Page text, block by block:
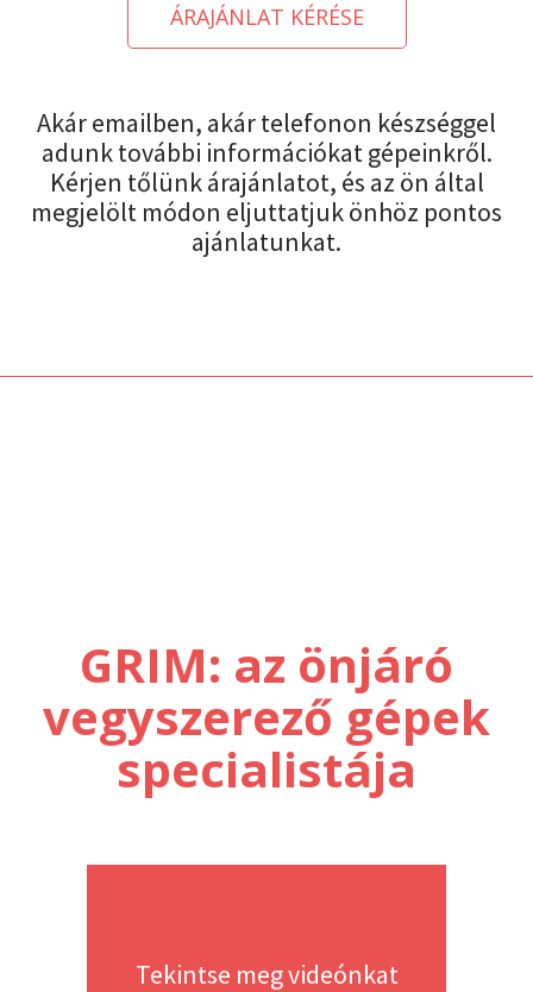
ÁRAJÁNLAT KÉRÉSE
Akár emailben, akár telefonon készséggel
adunk további információkat gépeinkről.
Kérjen tőlünk árajánlatot, és az ön által
megjelölt módon eljuttatjuk önhöz pontos
ajánlatunkat.
GRIM: az önjáró
vegyszerező gépek
specialistája
Tekintse meg videónkat